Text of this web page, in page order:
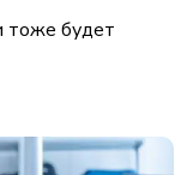
тоже будет